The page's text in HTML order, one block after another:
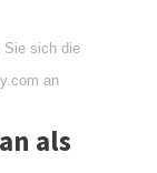
Sie sich die
an
als